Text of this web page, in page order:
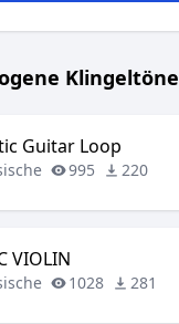
Klingeltöne
Guitar Loop
995 220
VIOLIN
1028 281